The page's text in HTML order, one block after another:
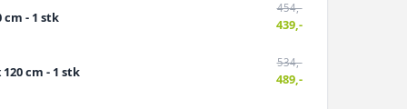
cm - 1 stk
454,-
439,-
cm - 1 stk
534,-
489,-